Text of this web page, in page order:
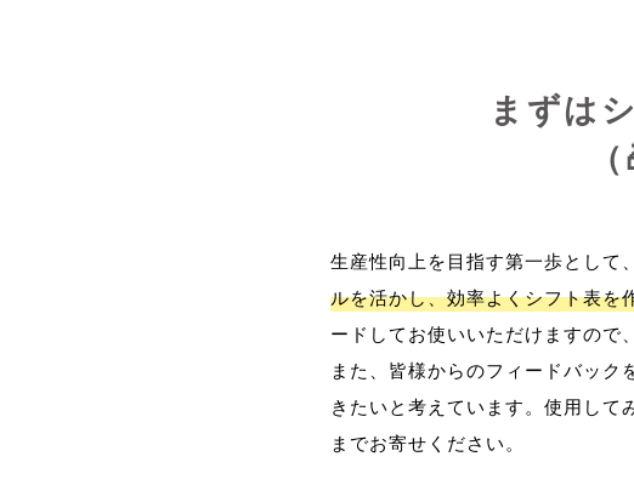
まずは
生産性向上を目指す第一歩として
ルを活かし、効率よくシフト表を
ードしてお使いいただけますので
また、皆様からのフィードバッ
きたいと考えています。使用して
までお寄せください。